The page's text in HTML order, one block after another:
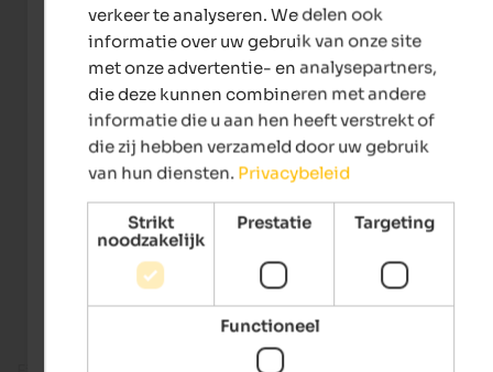
verkeer te analyseren. We delen ook
informatie over uw gebruik van onze site
met onze advertentie- en analysepartners,
die deze kunnen combineren met andere
informatie die u aan hen heeft verstrekt of
die zij hebben verzameld door uw gebruik
van hun diensten. Privacybeleid
Strikt
noodzakelijk
Prestatie Targeting
Functioneel